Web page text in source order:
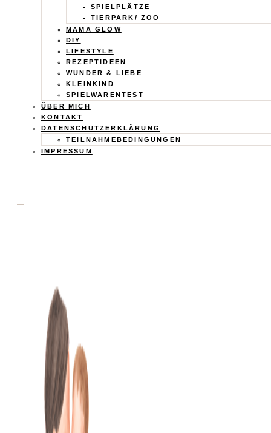
SPIELPLÄTZE
TIERPARK/ ZOO
MAMA GLOW
DIY
LIFESTYLE
REZEPTIDEEN
WUNDER & LIEBE
KLEINKIND
SPIELWARENTEST
ÜBER MICH
KONTAKT
DATENSCHUTZERKLÄRUNG
TEILNAHMEBEDINGUNGEN
IMPRESSUM